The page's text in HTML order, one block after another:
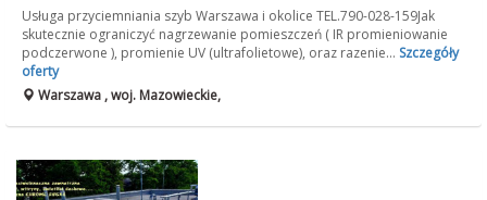
Usługa przyciemniania szyb Warszawa i okolice TEL.790-028-159Jak
skutecznie ograniczyć nagrzewanie pomieszczeń ( IR promieniowanie
podczerwone ), promienie UV (ultrafolietowe), oraz razenie... Szczegóły
oferty
Warszawa , woj. Mazowieckie,